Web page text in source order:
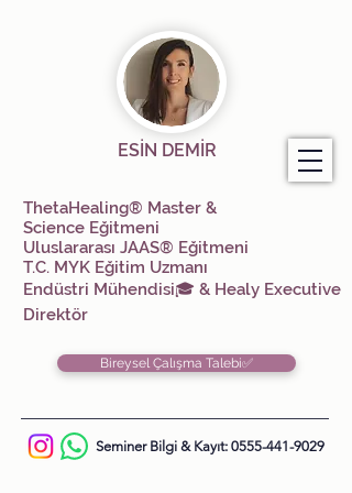
ESİN DEMİR
ThetaHealing® Master &
Science Eğitmeni
Uluslararası JAAS® Eğitmeni
T.C. MYK Eğitim Uzmanı
Endüstri Mühendisi🎓 & Healy Executive
Direktör
Bireysel Çalışma Talebi✅
Seminer Bilgi & Kayıt: 0555-441-9029